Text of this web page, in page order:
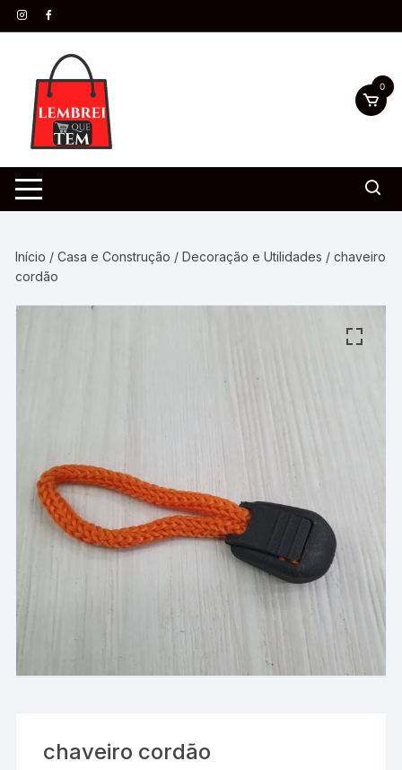
0
Início /Casa e Construção /Decoração e Utilidades / chaveiro
cordão
chaveiro cordão